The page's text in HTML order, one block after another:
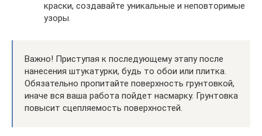
краски, создавайте уникальные и неповторимые
узоры.
Важно! Приступая к последующему этапу после
нанесения штукатурки, будь то обои или плитка.
Обязательно пропитайте поверхность грунтовкой,
иначе вся ваша работа пойдет насмарку. Грунтовка
повысит сцепляемость поверхностей.